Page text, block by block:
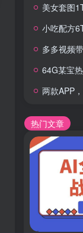
美女套图
小吃配方
多多视频带货
64G某宝热
两款APP，简单
热门文章